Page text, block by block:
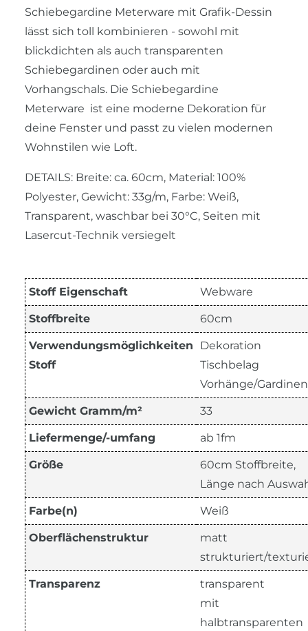
Schiebegardine Meterware mit Grafik-Dessin
lässt sich toll kombinieren - sowohl mit
blickdichten als auch transparenten
Schiebegardinen oder auch mit
Vorhangschals. Die Schiebegardine
Meterware ist eine moderne Dekoration für
deine Fenster und passt zu vielen modernen
Wohnstilen wie Loft.
DETAILS: Breite: ca. 60cm, Material: 100%
Polyester, Gewicht: 33g/m, Farbe: Weiß,
Transparent, waschbar bei 30°C, Seiten mit
Lasercut-Technik versiegelt
Stoff Eigenschaft Webware
Stoffbreite 60cm
Verwendungsmöglichkeiten
Stoff
Dekoration
Tischbelag
Vorhänge/Gardinen
Gewicht Gramm/m² 33
Liefermenge/-umfang ab 1fm
Größe
60cm Stoffbreite,
Länge nach
Farbe(n) Weiß
Oberflächenstruktur
matt
strukturiert/
Transparenz
transparent
mit
halbtransparenten